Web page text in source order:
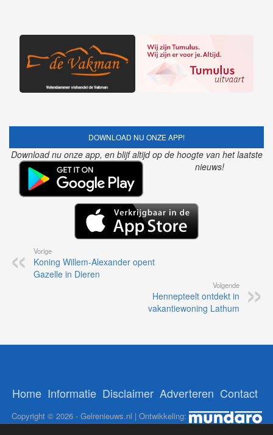
DOWNLOAD NU ONZE APP!
Download nu onze app, en blijf altijd op de hoogte van het laatste
nieuws!
Vorige
Koning Willem-Alexander opent
Gazelle in Dieren
Volgende
Hennepteelt ontdekt in
vakantiewoning Lathum
Home Informatie Disclaimer Adverteren Contact
Copyright © 2026 - Gelrenieuws.nl | Ontwikkeling: